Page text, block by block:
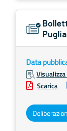
Data
Visualizza
Scarica